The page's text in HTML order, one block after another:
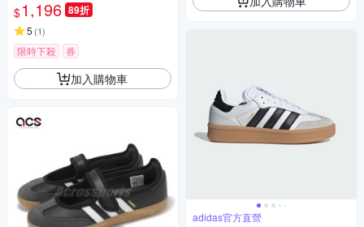
$1,196 89折
5 (1)
限時下殺 券
加入購物車
adidas官方直營